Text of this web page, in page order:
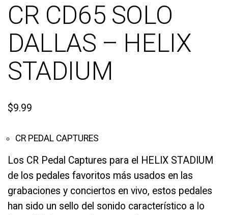
CR CD65 SOLO
DALLAS – HELIX
STADIUM
$9.99
CR PEDAL CAPTURES
Los CR Pedal Captures para el HELIX STADIUM
de los pedales favoritos más usados en las
grabaciones y conciertos en vivo, estos pedales
han sido un sello del sonido característico a lo